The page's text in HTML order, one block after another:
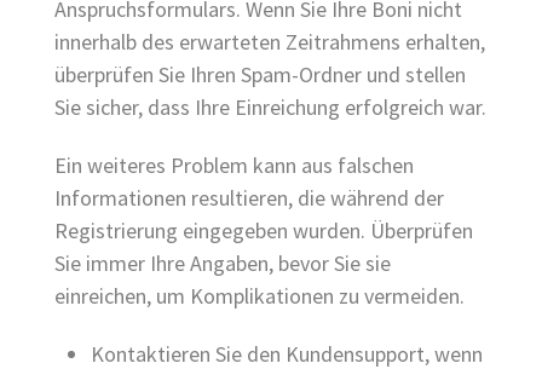
Anspruchsformulars. Wenn Sie Ihre Boni nicht
innerhalb des erwarteten Zeitrahmens erhalten,
überprüfen Sie Ihren Spam-Ordner und stellen
Sie sicher, dass Ihre Einreichung erfolgreich war.
Ein weiteres Problem kann aus falschen
Informationen resultieren, die während der
Registrierung eingegeben wurden. Überprüfen
Sie immer Ihre Angaben, bevor Sie sie
einreichen, um Komplikationen zu vermeiden.
Kontaktieren Sie den Kundensupport, wenn